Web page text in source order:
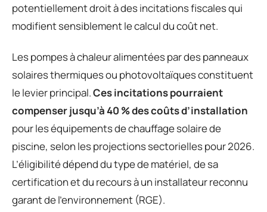
potentiellement droit à des incitations fiscales qui
modifient sensiblement le calcul du coût net.
Les pompes à chaleur alimentées par des panneaux
solaires thermiques ou photovoltaïques constituent
le levier principal.Ces incitations pourraient
compenser jusqu’à 40 % des coûts d’installation
pour les équipements de chauffage solaire de
piscine, selon les projections sectorielles pour 2026.
L’éligibilité dépend du type de matériel, de sa
certification et du recours à un installateur reconnu
garant de l’environnement (RGE).